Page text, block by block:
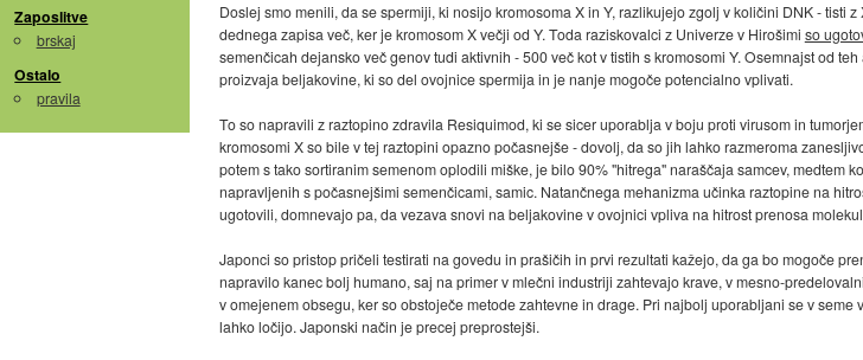
Zaposlitve
brskaj
Ostalo
pravila
Doslej smo menili, da se spermiji, ki nosijo kromosoma X in Y, razlikujejo zgolj v količini DNK - tisti z
dednega zapisa več, ker je kromosom X večji od Y. Toda raziskovalci z Univerze v Hirošimi so
semenčicah dejansko več genov tudi aktivnih - 500 več kot v tistih s kromosomi Y. Osemnajst od
proizvaja beljakovine, ki so del ovojnice spermija in je nanje mogoče potencialno vplivati.
To so napravili z raztopino zdravila Resiquimod, ki se sicer uporablja v boju proti virusom in
kromosomi X so bile v tej raztopini opazno počasnejše - dovolj, da so jih lahko razmeroma
potem s tako sortiranim semenom oplodili miške, je bilo 90% "hitrega" naraščaja samcev, medtem
napravljenih s počasnejšimi semenčicami, samic. Natančnega mehanizma učinka raztopine na
ugotovili, domnevajo pa, da vezava snovi na beljakovine v ovojnici vpliva na hitrost prenosa
Japonci so pristop pričeli testirati na govedu in prašičih in prvi rezultati kažejo, da ga bo mogoče
napravilo kanec bolj humano, saj na primer v mlečni industriji zahtevajo krave, v mesno-
v omejenem obsegu, ker so obstoječe metode zahtevne in drage. Pri najbolj uporabljani se v
lahko ločijo. Japonski način je precej preprostejši.